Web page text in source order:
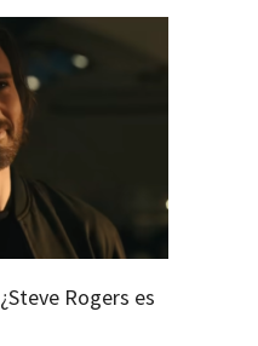
Rogers es